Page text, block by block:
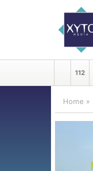
112
Home